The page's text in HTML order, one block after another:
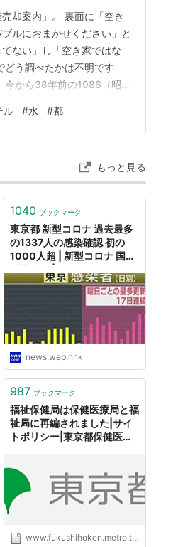
却案内」。 裏面に「空き
ルにおまかせください」と
ない」し「空き家ではな
どう調べたかは不明です
今から38年前の1986（昭和
たヨーロッパでした。 8月
ル #水 #都
もっと見る
1040 ブックマーク
東京都 新型コロナ 過去最多
の1337人の感染確認 初の
1000人超 | 新型コロナ 国内
news.web.nhk
987 ブックマーク
福祉保健局は保健医療局と福
祉局に再編されました|サイ
トポリシー|東京都保健医療
www.fukushihoken.metro.tokyo.jp